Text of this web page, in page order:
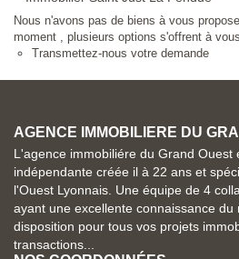
Nous n'avons pas de biens à vous
moment , plusieurs options s'offrent à
Transmettez-nous votre demande
AGENCE IMMOBILIERE DU
L'agence immobiliére du Grand Ouest
indépendante créée il à 22 ans et
l'Ouest Lyonnais. Une équipe de 4
ayant une excellente connaissance du
disposition pour tous vos projets
transactions...